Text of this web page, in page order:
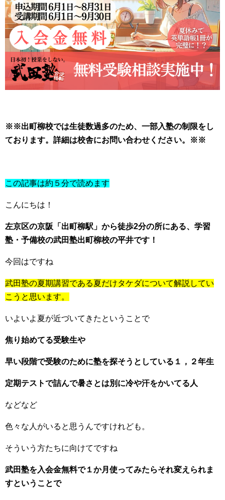
※※出町柳校では生徒数過多のため、一部入塾の制限をし
ております。詳細は校舎にお問い合わせください。※※
この記事は約５分で読めます
こんにちは！
左京区の京阪「出町柳駅」から徒歩2分の所にある、学習
塾・予備校の武田塾出町柳校の平井です！
今回はですね
武田塾の夏期講習である夏だけタケダについて解説してい
こうと思います。
いよいよ夏が近づいてきたということで
焦り始めてる受験生や
早い段階で受験のために塾を探そうとしている１，２年生
定期テストで詰んで暑さとは別に冷や汗をかいてる人
などなど
色々な人がいると思うんですけれども。
そういう方たちに向けてですね
武田塾を入会金無料で１か月使ってみたらそれ変えられま
すということで